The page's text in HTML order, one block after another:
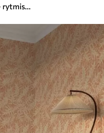
Art Deco-skaller i pastelfarver — rytmisk mønster